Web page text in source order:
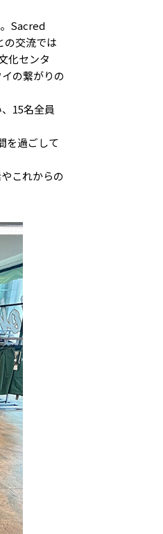
Sacred
交流では
化センタ
の繋がりの
15名全員
を過ごして
これからの